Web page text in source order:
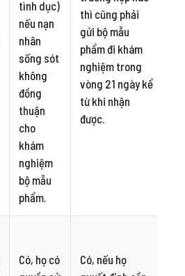
tình dục)
nếu nạn
nhân
sống sót
không
đồng
thuận
cho
khám
nghiệm
bộ mẫu
phẩm.
thì cũng phải
gửi bộ mẫu
phẩm đi khám
nghiệm trong
vòng 21 ngày kể
từ khi nhận
được.
Có, họ có
Có, nếu họ